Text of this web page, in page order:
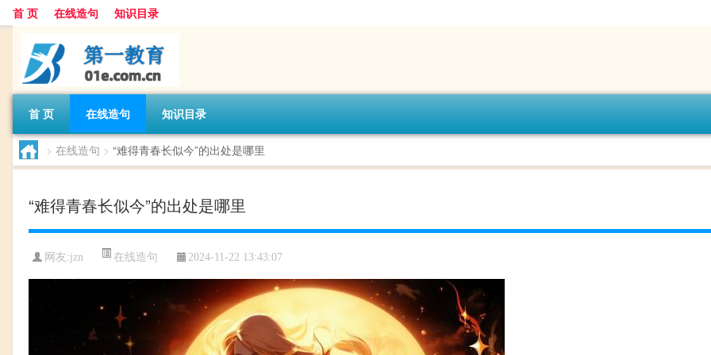
首 页 在线造句 知识目录
首 页 在线造句 知识目录
> 在线造句 > “难得青春长似今”的出处是哪里
“难得青春长似今”的出处是哪里
网友:jzn 在线造句 2024-11-22 13:43:07